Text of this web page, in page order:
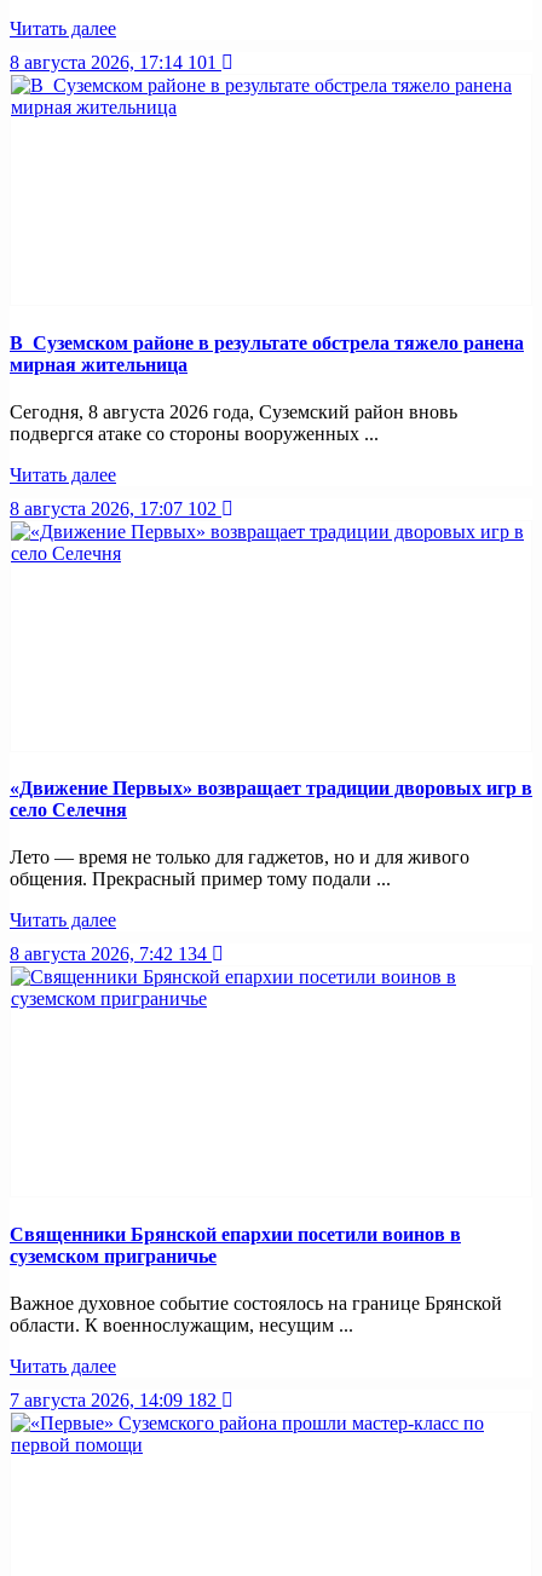
Читать далее
8 августа 2026, 17:14 101
В Суземском районе в результате обстрела тяжело ранена
мирная жительница
Сегодня, 8 августа 2026 года, Суземский район вновь
подвергся атаке со стороны вооруженных ...
Читать далее
8 августа 2026, 17:07 102
«Движение Первых» возвращает традиции дворовых игр в
село Селечня
Лето — время не только для гаджетов, но и для живого
общения. Прекрасный пример тому подали ...
Читать далее
8 августа 2026, 7:42 134
Священники Брянской епархии посетили воинов в
суземском приграничье
Важное духовное событие состоялось на границе Брянской
области. К военнослужащим, несущим ...
Читать далее
7 августа 2026, 14:09 182